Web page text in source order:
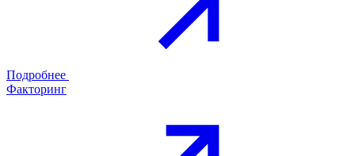
Подробнее
Факторинг